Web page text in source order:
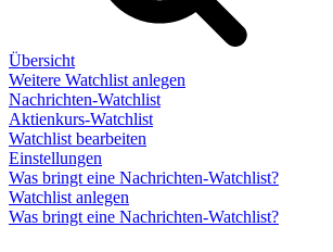
Übersicht
Weitere Watchlist anlegen
Nachrichten-Watchlist
Aktienkurs-Watchlist
Watchlist bearbeiten
Einstellungen
Was bringt eine Nachrichten-Watchlist?
Watchlist anlegen
Was bringt eine Nachrichten-Watchlist?